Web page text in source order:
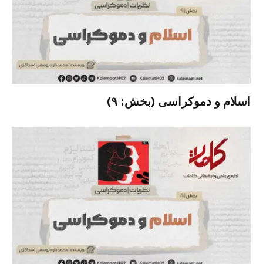
اسلام و دموکراسی (بخش: ۹)